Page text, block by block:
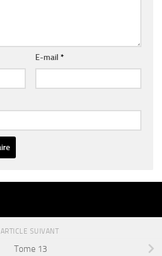
E-mail *
ARTICLE SUIVANT
Tome 13